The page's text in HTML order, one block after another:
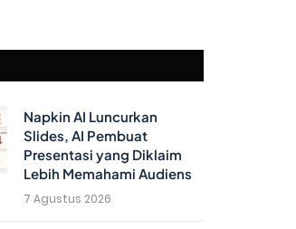
Napkin AI Luncurkan
Slides, AI Pembuat
Presentasi yang Diklaim
Lebih Memahami Audiens
7 Agustus 2026